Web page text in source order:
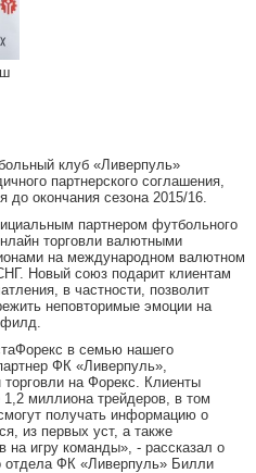
клуб «Ливерпуль»
партнерского соглашения,
до окончания сезона 2015/16.
партнером футбольного
торговли валютными
на международном валютном
Новый союз подарит клиентам
в частности, позволит
неповторимые эмоции на
в семью нашего
ФК «Ливерпуль»,
на Форекс. Клиенты
миллиона трейдеров, в том
получать информацию о
из первых уст, а также
на игру команды», - рассказал о
отдела ФК «Ливерпуль» Билли